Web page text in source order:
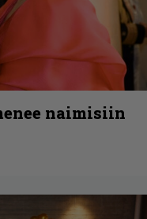
naimisiin